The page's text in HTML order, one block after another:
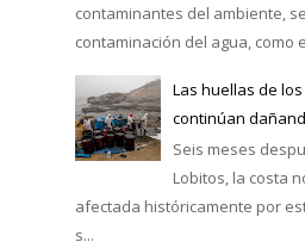
contaminantes del ambiente,
contaminación del agua, como
Las huellas de
continúan
Seis meses
Lobitos, la costa
afectada históricamente por
s...